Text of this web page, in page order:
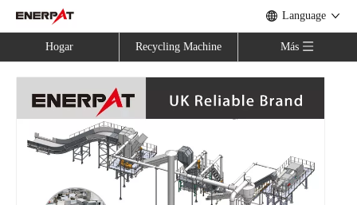
Language
Hogar Recycling Machine Más